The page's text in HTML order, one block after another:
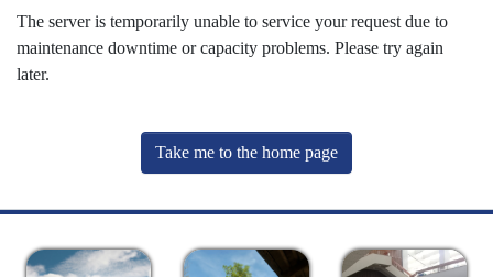
The server is temporarily unable to service your request due to
maintenance downtime or capacity problems. Please try again
later.
Take me to the home page